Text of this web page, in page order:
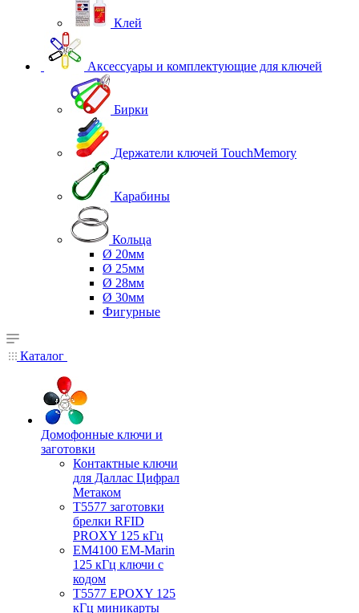
Клей
Аксессуары и комплектующие для ключей
Бирки
Держатели ключей TouchMemory
Карабины
Кольца
Ø 20мм
Ø 25мм
Ø 28мм
Ø 30мм
Фигурные
Каталог
Домофонные ключи и
заготовки
Контактные ключи
для Даллас Цифрал
Метаком
T5577 заготовки
брелки RFID
PROXY 125 кГц
EM4100 EM-Marin
125 кГц ключи с
кодом
T5577 EPOXY 125
кГц миникарты